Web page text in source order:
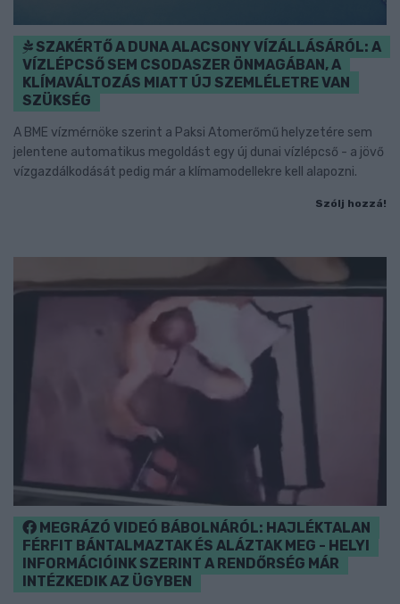
SZAKÉRTŐ A DUNA ALACSONY VÍZÁLLÁSÁRÓL: A
VÍZLÉPCSŐ SEM CSODASZER ÖNMAGÁBAN, A
KLÍMAVÁLTOZÁS MIATT ÚJ SZEMLÉLETRE VAN
SZÜKSÉG
A BME vízmérnöke szerint a Paksi Atomerőmű helyzetére sem
jelentene automatikus megoldást egy új dunai vízlépcső - a jövő
vízgazdálkodását pedig már a klímamodellekre kell alapozni.
Szólj hozzá!
MEGRÁZÓ VIDEÓ BÁBOLNÁRÓL: HAJLÉKTALAN
FÉRFIT BÁNTALMAZTAK ÉS ALÁZTAK MEG - HELYI
INFORMÁCIÓINK SZERINT A RENDŐRSÉG MÁR
INTÉZKEDIK AZ ÜGYBEN